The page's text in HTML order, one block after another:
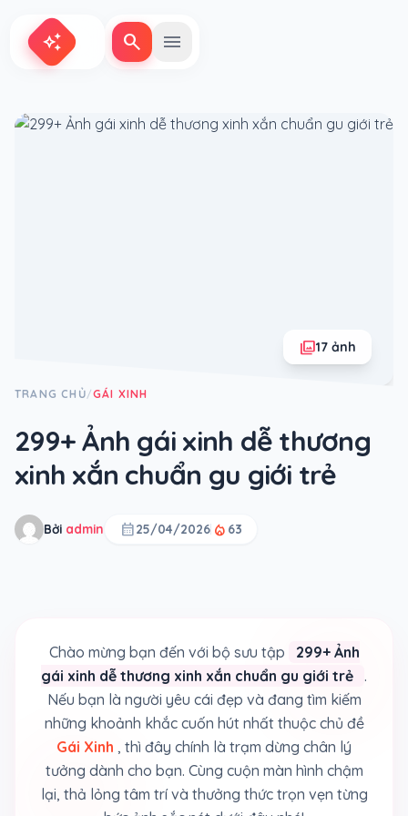
auto_awesome search menu
TRANG CHỦ/GÁI XINH
299+ Ảnh gái xinh dễ thương
xinh xắn chuẩn gu giới trẻ
Bởi admin calendar_month25/04/2026 local_fire_department 63
photo_library17 ảnh
Chào mừng bạn đến với bộ sưu tập
299+ Ảnh
gái xinh dễ thương xinh xắn chuẩn gu giới trẻ .
Nếu bạn là người yêu cái đẹp và đang tìm kiếm
những khoảnh khắc cuốn hút nhất thuộc chủ đề
Gái Xinh , thì đây chính là trạm dừng chân lý
tưởng dành cho bạn. Cùng cuộn màn hình chậm
lại, thả lỏng tâm trí và thưởng thức trọn vẹn từng